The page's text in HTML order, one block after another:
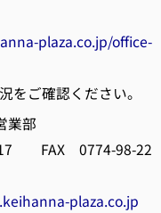
plaza.co.jp/office-
認ください。
部
0774-98-22
plaza.co.jp